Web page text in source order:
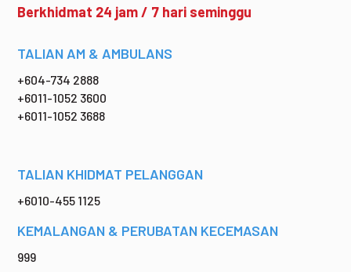
Berkhidmat 24 jam / 7 hari seminggu
TALIAN AM & AMBULANS
+604-734 2888
+6011-1052 3600
+6011-1052 3688
TALIAN KHIDMAT PELANGGAN
+6010-455 1125
KEMALANGAN & PERUBATAN KECEMASAN
999